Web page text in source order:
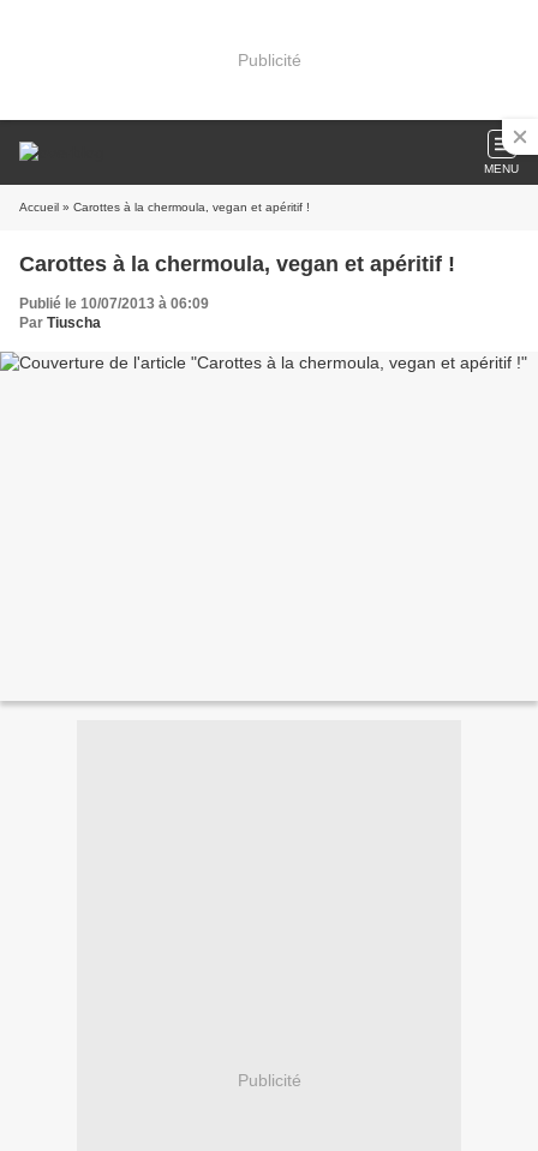
Publicité
MENU
Accueil » Carottes à la chermoula, vegan et apéritif !
Carottes à la chermoula, vegan et apéritif !
Publié le 10/07/2013 à 06:09
Par Tiuscha
Publicité